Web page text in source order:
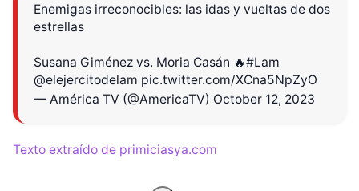
Enemigas irreconocibles: las idas y vueltas de dos
estrellas
Susana Giménez vs. Moria Casán 🔥#Lam
@elejercitodelam pic.twitter.com/XCna5NpZyO
— América TV (@AmericaTV) October 12, 2023
Texto extraído de primiciasya.com
Diseñado por Shiro